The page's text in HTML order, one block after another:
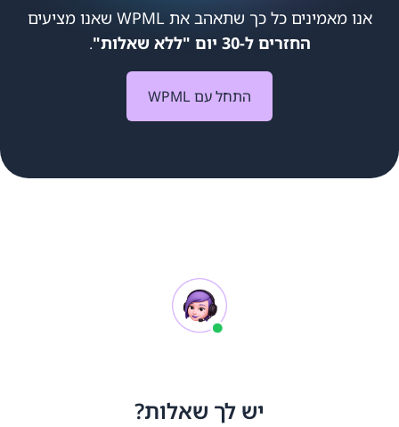
אנו מאמינים כל כך שתאהב את WPML שאנו מציעים
החזרים ל-30 יום "ללא שאלות"
.
התחל עם WPML
יש לך שאלות?